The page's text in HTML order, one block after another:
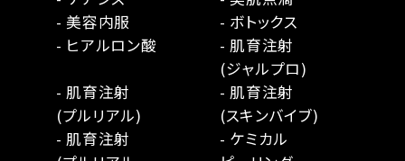
- 美容内服
- ボトックス
- ヒアルロン酸
- 肌育注射
(ジャルプロ)
- 肌育注射
(プルリアル)
- 肌育注射
(スキンバイブ)
- 肌育注射
- ケミカル